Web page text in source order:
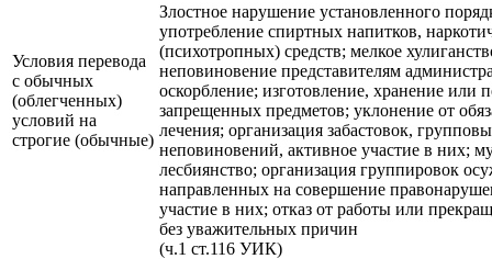
Условия перевода
с обычных
(облегченных)
условий на
строгие (обычные)
Злостное нарушение установленного
употребление спиртных напитков,
(психотропных) средств; мелкое
неповиновение представителям
оскорбление; изготовление, хранение или
запрещенных предметов; уклонение от
лечения; организация забастовок,
неповиновений, активное участие в них;
лесбиянство; организация группировок
направленных на совершение
участие в них; отказ от работы или
без уважительных причин
(ч.1 ст.116 УИК)